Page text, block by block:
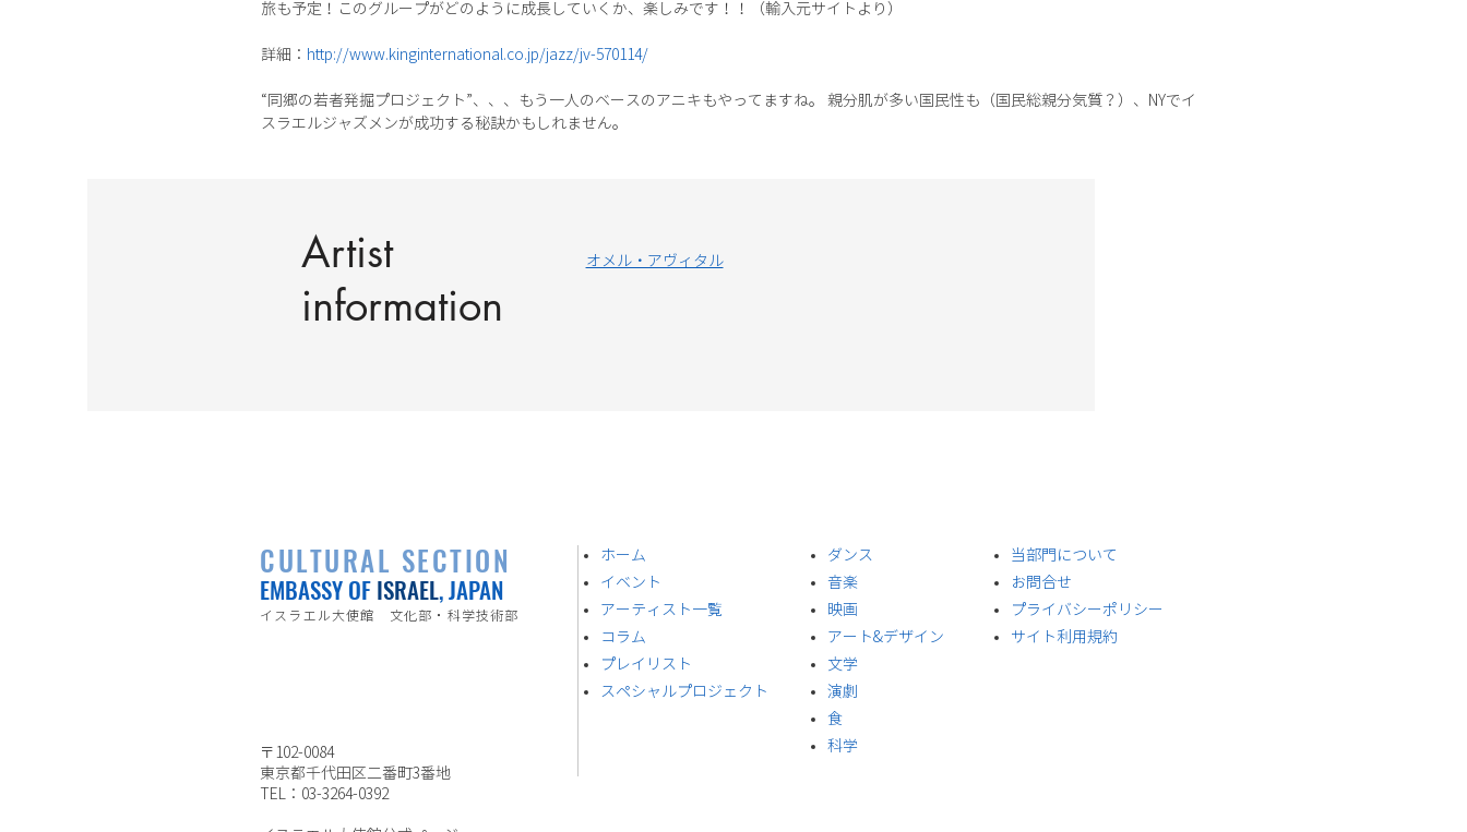
旅も予定！このグループがどのように成長していくか、楽しみです！！（輸入元サイトより）
詳細： http://www.kinginternational.co.jp/jazz/jv-570114/
“同郷の若者発掘プロジェクト”、、、もう一人のベースのアニキもやってますね。 親分肌が多い国民性も（国民総親分気質？）、NYでイ
スラエルジャズメンが成功する秘訣かもしれません。
Artist
information
オメル・アヴィタル
CULTURAL SECTION
EMBASSY OFISRAEL, JAPAN
イスラエル大使館 文化部・科学技術部
〒102-0084
東京都千代田区二番町3番地
TEL：03-3264-0392
ホーム
イベント
​アーティスト一覧
​コラム
プレイリスト
スペシャルプロジェクト
ダンス
音楽
​映画
アート&デザイン
​文学
演劇
食
​科学
​当部門について
お問合せ
プライバシーポリシー
サイト利用規約